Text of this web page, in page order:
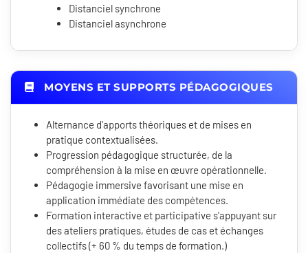
Distanciel synchrone
Distanciel asynchrone
MOYENS ET SUPPORTS PÉDAGOGIQUES
Alternance d'apports théoriques et de mises en
pratique contextualisées.
Progression pédagogique structurée, de la
compréhension à la mise en œuvre opérationnelle.
Pédagogie immersive favorisant une mise en
application immédiate des compétences.
Formation interactive et participative s'appuyant sur
des ateliers pratiques, études de cas et échanges
collectifs (+ 60 % du temps de formation.)